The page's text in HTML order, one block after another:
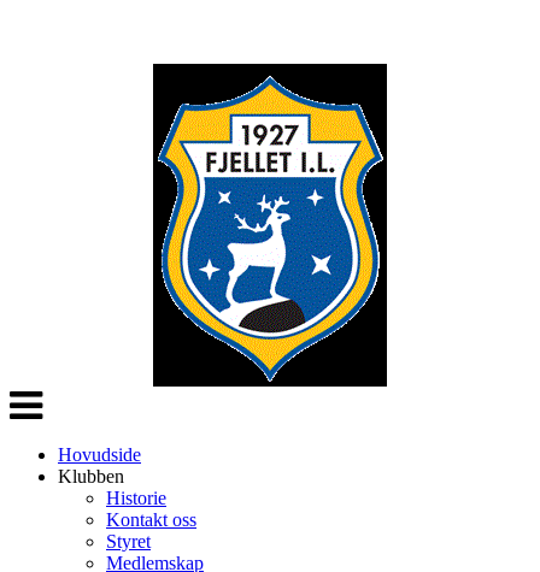
Veksle
navigasjon
Hovudside
Klubben
Historie
Kontakt oss
Styret
Medlemskap